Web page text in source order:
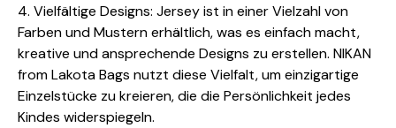
4. Vielfältige Designs: Jersey ist in einer Vielzahl von
Farben und Mustern erhältlich, was es einfach macht,
kreative und ansprechende Designs zu erstellen. NIKAN
from Lakota Bags nutzt diese Vielfalt, um einzigartige
Einzelstücke zu kreieren, die die Persönlichkeit jedes
Kindes widerspiegeln.